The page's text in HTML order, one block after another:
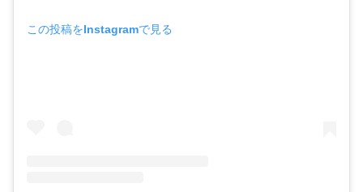
この投稿をInstagramで見る